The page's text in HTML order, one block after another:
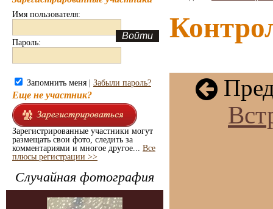
Имя пользователя:
Пароль:
Запомнить меня | Забыли пароль?
Еще не участник?
Зарегистрированные участники могут
размещать свои фото, следить за
комментариями и многое другое... Все
плюсы регистрации >>
Случайная фотография